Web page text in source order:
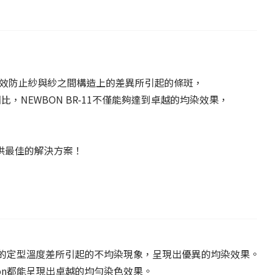
止紗與紗之間構造上的差異所引起的條斑，
NEWBON BR-11不僅能夠達到卓越的均染效果，
佳的解決方案！
型溫度差所引起的不均染現象，呈現出優異的均染效果。
能呈現出卓越的均勻染色效果。